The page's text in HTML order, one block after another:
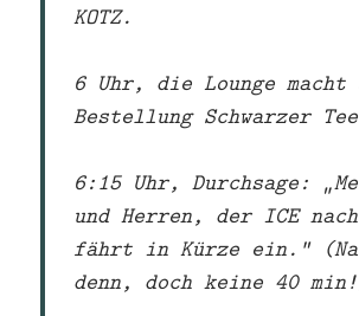
KOTZ.
6 Uhr, die Lounge macht
Bestellung Schwarzer
6:15 Uhr, Durchsage:
und Herren, der ICE nach
fährt in Kürze ein.“ (Na
denn, doch keine 40